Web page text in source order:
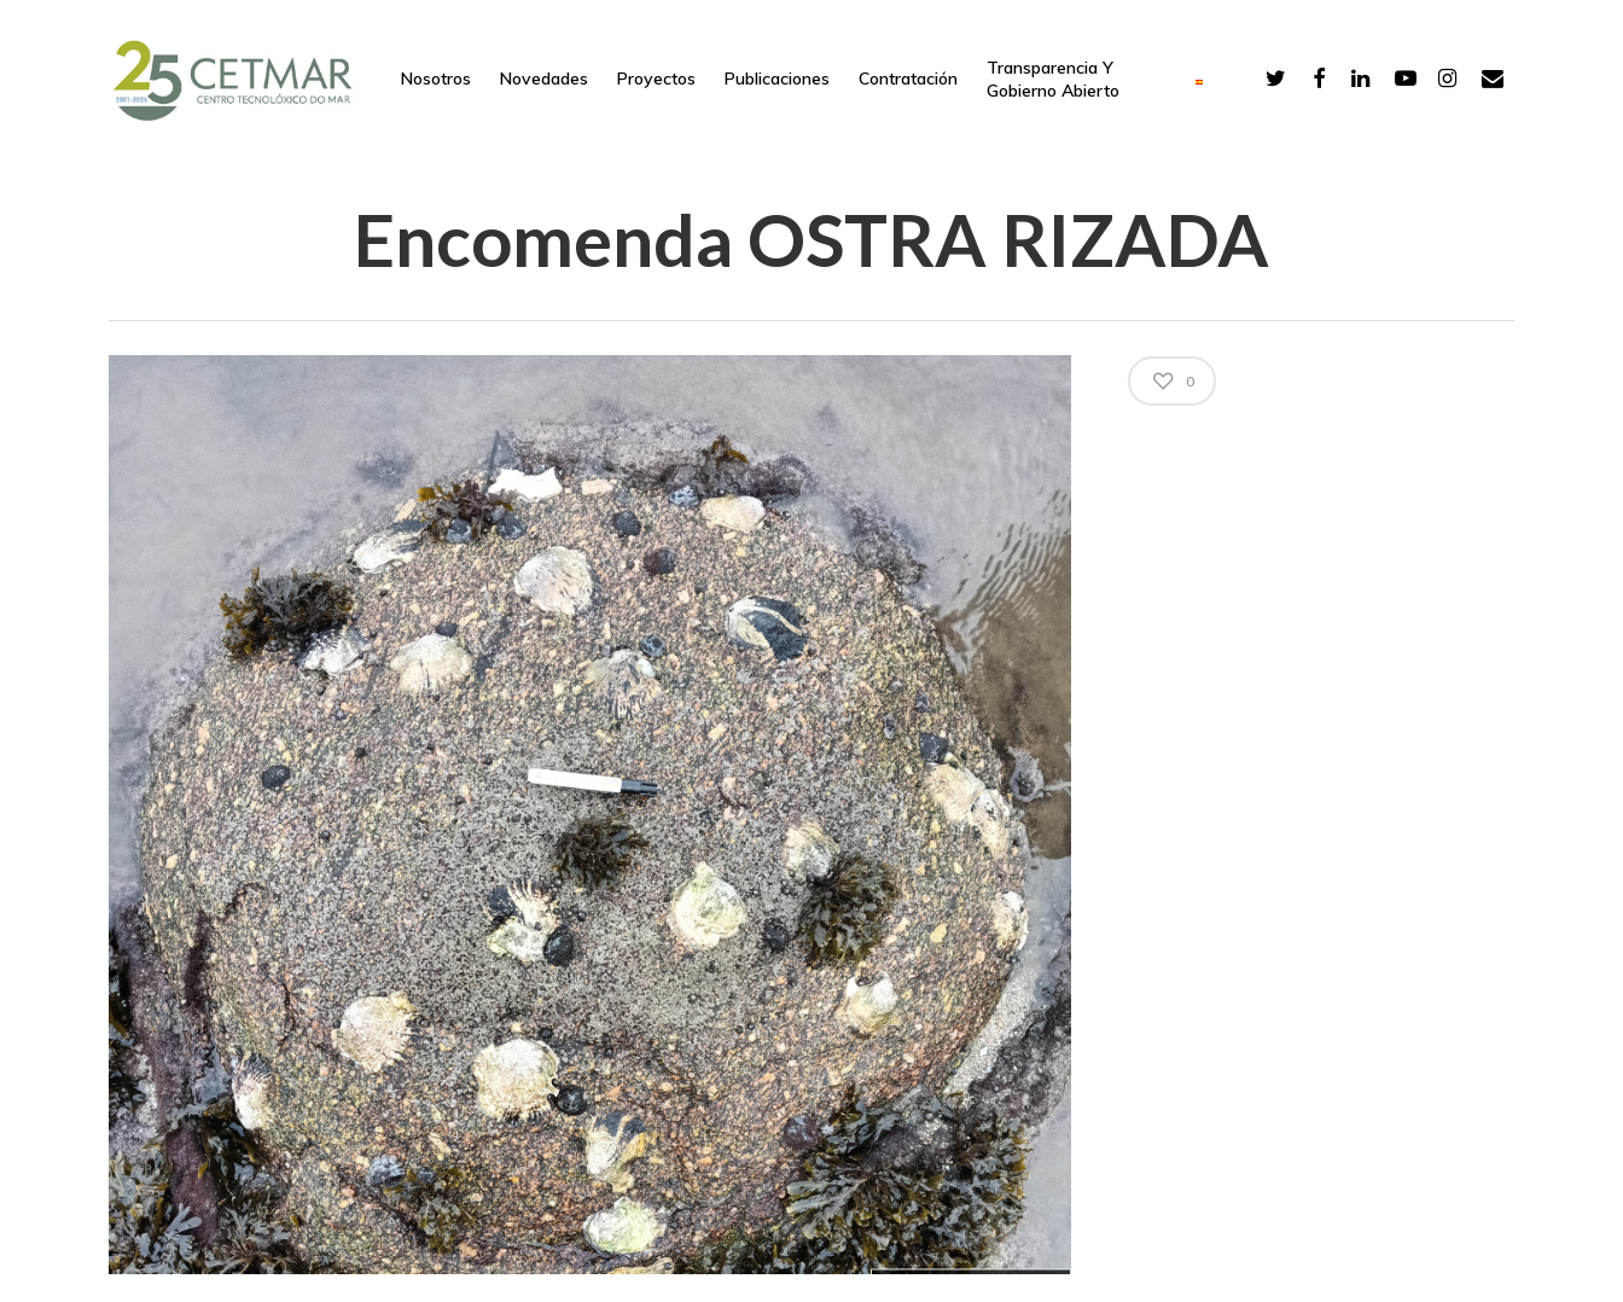
Hit enter to search or ESC to close
Nosotros Novedades Proyectos Publicaciones Contratación
Transparencia Y
Gobierno Abierto
Encomenda OSTRA RIZADA
0